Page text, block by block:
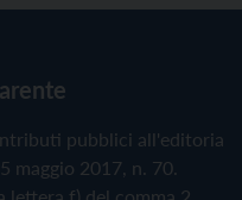
pubblici all'editoria
maggio 2017, n. 70.